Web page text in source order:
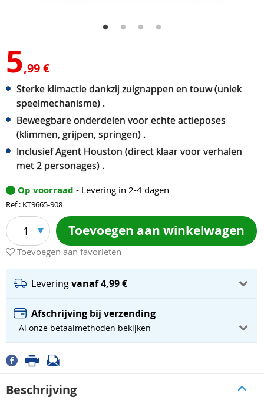
5,99 €
Sterke klimactie dankzij zuignappen en touw (uniek
speelmechanisme) .
Beweegbare onderdelen voor echte actieposes
(klimmen, grijpen, springen) .
Inclusief Agent Houston (direct klaar voor verhalen
met 2 personages) .
Op voorraad - Levering in 2-4 dagen
Ref : KT9665-908
1 Toevoegen aan winkelwagen
Toevoegen aan favorieten
Leveringvanaf 4,99 €
Afschrijving bij verzending
- Al onze betaalmethoden bekijken
Beschrijving